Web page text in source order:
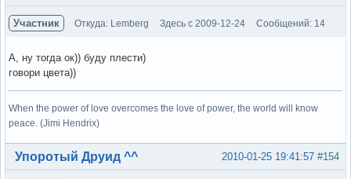
Участник Откуда: Lemberg Здесь с 2009-12-24 Сообщений: 14
А, ну тогда ок)) буду плести)
говори цвета))
When the power of love overcomes the love of power, the world will know
peace. (Jimi Hendrix)
Вне форума #154
2010-01-25 19:41:57
Упоротый Друид ^^